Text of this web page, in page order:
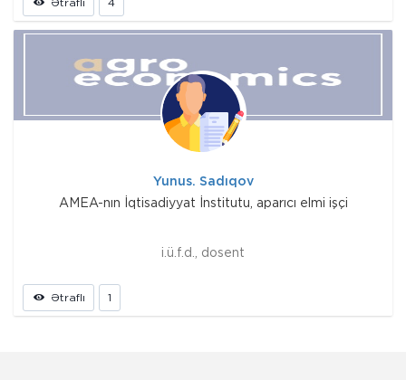
Yunus. Sadıqov
AMEA-nın İqtisadiyyat İnstitutu, aparıcı elmi işçi
i.ü.f.d., dosent
Ətraflı 1